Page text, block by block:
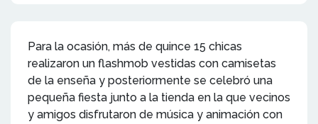
Para la ocasión, más de quince 15 chicas
realizaron un flashmob vestidas con camisetas
de la enseña y posteriormente se celebró una
pequeña fiesta junto a la tienda en la que vecinos
y amigos disfrutaron de música y animación con